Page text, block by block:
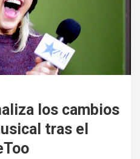
los cambios
tras el